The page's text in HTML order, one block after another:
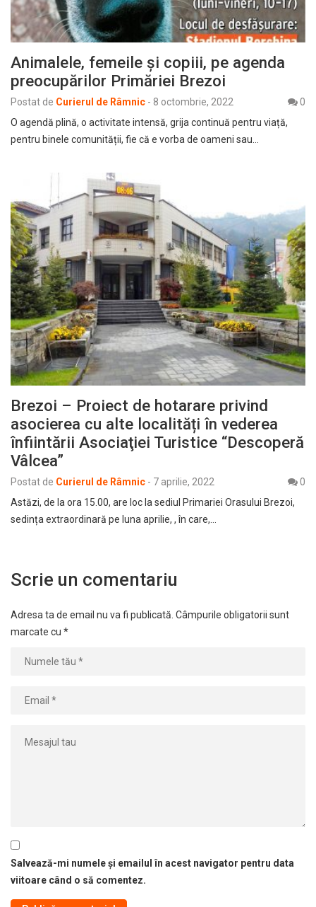
Animalele, femeile și copiii, pe agenda
preocupărilor Primăriei Brezoi
Postat de Curierul de Râmnic - 8 octombrie, 2022
0
O agendă plină, o activitate intensă, grija continuă pentru viață,
pentru binele comunității, fie că e vorba de oameni sau…
Brezoi – Proiect de hotarare privind
asocierea cu alte localități în vederea
înfiintării Asociaţiei Turistice “Descoperă
Vâlcea”
Postat de Curierul de Râmnic - 7 aprilie, 2022
0
Astăzi, de la ora 15.00, are loc la sediul Primariei Orasului Brezoi,
sedința extraordinară pe luna aprilie, , în care,…
Scrie un comentariu
Adresa ta de email nu va fi publicată. Câmpurile obligatorii sunt
marcate cu *
Salvează-mi numele și emailul în acest navigator pentru data
viitoare când o să comentez.